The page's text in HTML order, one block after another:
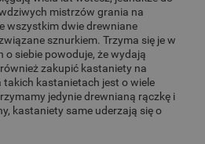
mistrzów grania na
wszystkim dwie drewniane
sznurkiem. Trzyma się je w
o siebie powoduje, że wydają
zakupić kastaniety na
takich kastanietach jest o wiele
jedynie drewnianą rączkę i
kastaniety same uderzają się o